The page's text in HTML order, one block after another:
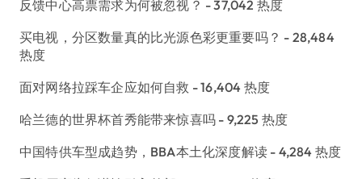
反馈中心高票需求为何被忽视？ - 37,042 热度
买电视，分区数量真的比光源色彩更重要吗？ - 28,484
热度
面对网络拉踩车企应如何自救 - 16,404 热度
哈兰德的世界杯首秀能带来惊喜吗 - 9,225 热度
中国特供车型成趋势，BBA本土化深度解读 - 4,284 热度